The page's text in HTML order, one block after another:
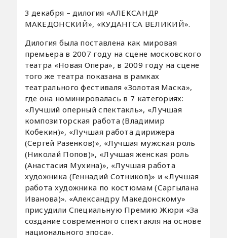
3 декабря – дилогия «АЛЕКСАНДР
МАКЕДОНСКИЙ», «КУДАНГСА ВЕЛИКИЙ».
Дилогия была поставлена как мировая
премьера в 2007 году на сцене московского
театра «Новая Опера», в 2009 году на сцене
того же театра показана в рамках
театрального фестиваля «Золотая Маска»,
где она номинировалась в 7 категориях:
«Лучший оперный спектакль», «Лучшая
композиторская работа (Владимир
Кобекин)», «Лучшая работа дирижера
(Сергей Разенков)», «Лучшая мужская роль
(Николай Попов)», «Лучшая женская роль
(Анастасия Мухина)», «Лучшая работа
художника (Геннадий Сотников)» и «Лучшая
работа художника по костюмам (Саргылана
Иванова)». «Александру Македонскому»
присудили Специальную Премию Жюри «За
создание современного спектакля на основе
национального эпоса».